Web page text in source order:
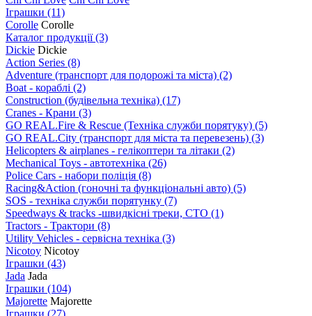
Іграшки (11)
Corolle Corolle
Каталог продукції(3)
Dickie Dickie
Action Series (8)
Adventure (транспорт для подорожі та міста) (2)
Boat - кораблі (2)
Construction (будівельна техніка) (17)
Cranes - Крани (3)
GO REAL.Fire & Rescue (Техніка служби порятуку) (5)
GO REAL.City (транспорт для міста та перевезень) (3)
Helicopters & airplanes - гелікоптери та літаки (2)
Mechanical Toys - автотехніка (26)
Police Cars - набори поліція (8)
Racing&Action (гоночні та функціональні авто) (5)
SOS - техніка служби порятунку (7)
Speedways & tracks -швидкісні треки, СТО (1)
Tractors - Трактори (8)
Utility Vehicles - сервісна техніка (3)
Nicotoy Nicotoy
Іграшки (43)
Jada Jada
Іграшки (104)
Majorette Majorette
Іграшки (27)